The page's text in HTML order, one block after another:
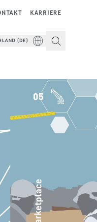
KARRIERE
(DE)
05